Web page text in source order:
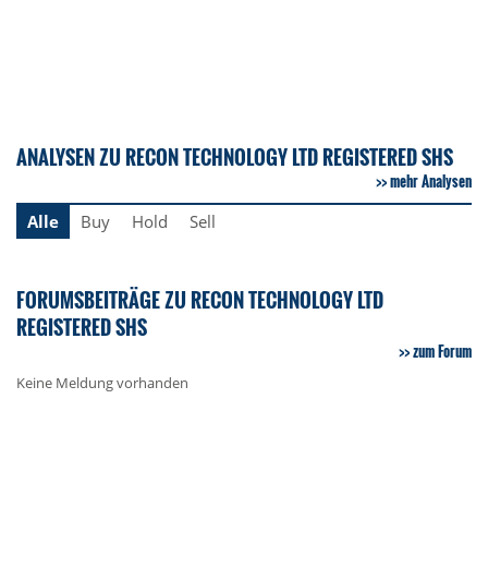
ANALYSEN ZU RECON TECHNOLOGY LTD REGISTERED SHS
mehr Analysen
Alle
Buy Hold Sell
FORUMSBEITRÄGE ZU RECON TECHNOLOGY LTD
REGISTERED SHS
zum Forum
Keine Meldung vorhanden